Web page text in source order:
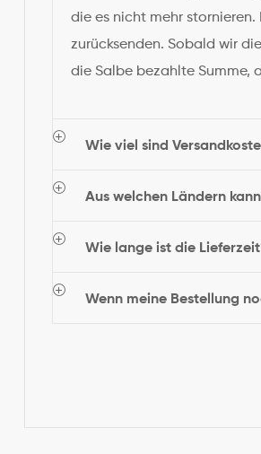
die es nicht mehr
zurücksenden. Sobald wir
die Salbe bezahlte Summe,
Wie viel sind
Aus welchen Ländern
Wie lange ist die
Wenn meine Bestellung